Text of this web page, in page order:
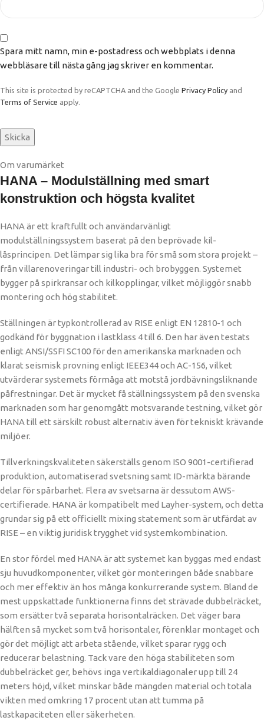
Spara mitt namn, min e-postadress och webbplats i denna
webbläsare till nästa gång jag skriver en kommentar.
This site is protected by reCAPTCHA and the Google Privacy Policy and
Terms of Service apply.
Om varumärket
HANA – Modulställning med smart
konstruktion och högsta kvalitet
HANA är ett kraftfullt och användarvänligt
modulställningssystem baserat på den beprövade kil-
låsprincipen. Det lämpar sig lika bra för små som stora projekt –
från villarenoveringar till industri- och brobyggen. Systemet
bygger på spirkransar och kilkopplingar, vilket möjliggör snabb
montering och hög stabilitet.
Ställningen är typkontrollerad av RISE enligt EN 12810-1 och
godkänd för byggnation i lastklass 4 till 6. Den har även testats
enligt ANSI/SSFI SC100 för den amerikanska marknaden och
klarat seismisk provning enligt IEEE344 och AC-156, vilket
utvärderar systemets förmåga att motstå jordbävningsliknande
påfrestningar. Det är mycket få ställningssystem på den svenska
marknaden som har genomgått motsvarande testning, vilket gör
HANA till ett särskilt robust alternativ även för tekniskt krävande
miljöer.
Tillverkningskvaliteten säkerställs genom ISO 9001-certifierad
produktion, automatiserad svetsning samt ID-märkta bärande
delar för spårbarhet. Flera av svetsarna är dessutom AWS-
certifierade. HANA är kompatibelt med Layher-system, och detta
grundar sig på ett officiellt mixing statement som är utfärdat av
RISE – en viktig juridisk trygghet vid systemkombination.
En stor fördel med HANA är att systemet kan byggas med endast
sju huvudkomponenter, vilket gör monteringen både snabbare
och mer effektiv än hos många konkurrerande system. Bland de
mest uppskattade funktionerna finns det strävade dubbelräcket,
som ersätter två separata horisontalräcken. Det väger bara
hälften så mycket som två horisontaler, förenklar montaget och
gör det möjligt att arbeta stående, vilket sparar rygg och
reducerar belastning. Tack vare den höga stabiliteten som
dubbelräcket ger, behövs inga vertikaldiagonaler upp till 24
meters höjd, vilket minskar både mängden material och totala
vikten med omkring 17 procent utan att tumma på
lastkapaciteten eller säkerheten.